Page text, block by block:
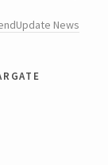
News